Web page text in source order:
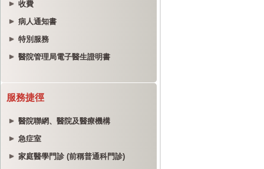
收費
病人通知書
特別服務
醫院管理局電子醫生證明書
服務捷徑
醫院聯網、醫院及醫療機構
急症室
家庭醫學門診 (前稱普通科門診)